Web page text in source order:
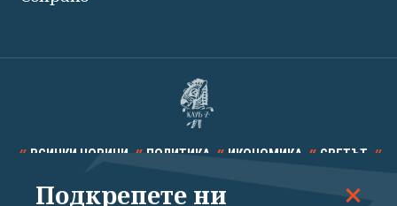
ВСИЧКИ НОВИНИ ПОЛИТИКА ИКОНОМИКА СВЕТЪТ
СПОРТ КУЛТУРА ТЕХНОЛОГИИ КАЛЕЙДОСКОП
Подкрепете ни